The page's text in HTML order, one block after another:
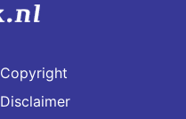
Copyright
Disclaimer